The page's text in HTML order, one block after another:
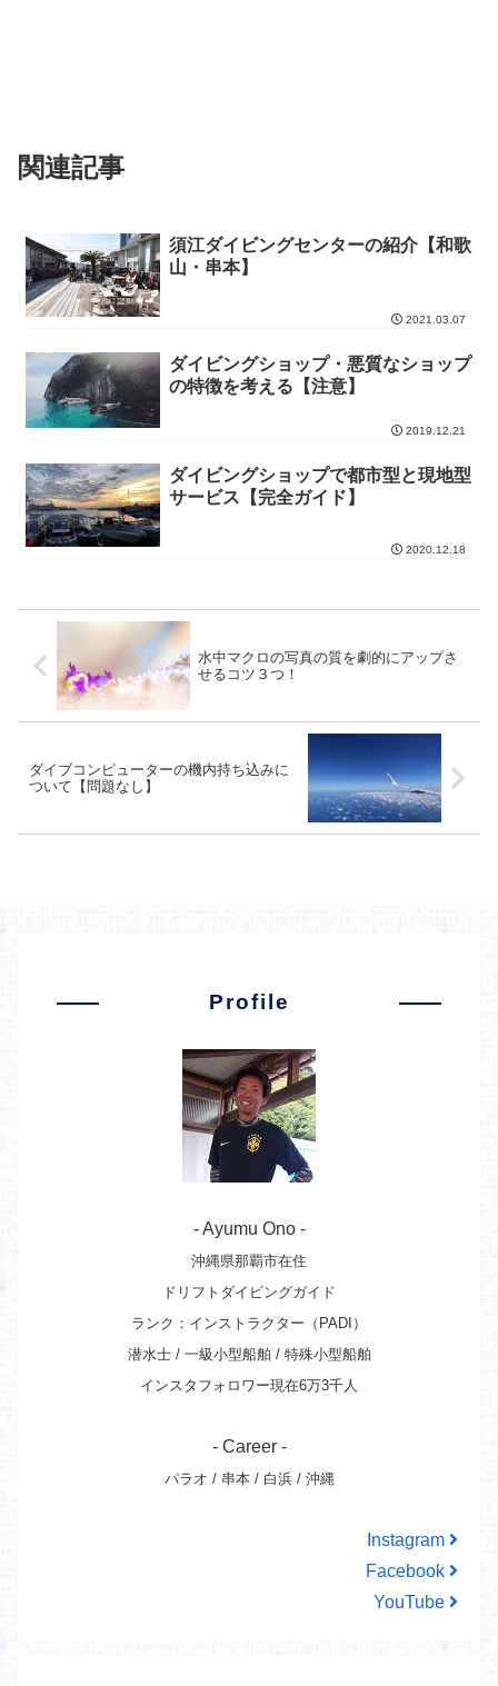
関連記事
須江ダイビングセンターの紹介【和歌
山・串本】
2021.03.07
ダイビングショップ・悪質なショップ
の特徴を考える【注意】
2019.12.21
ダイビングショップで都市型と現地型
サービス【完全ガイド】
2020.12.18
水中マクロの写真の質を劇的にアップさ
せるコツ３つ！
ダイブコンピューターの機内持ち込みに
ついて【問題なし】
Profile
- Ayumu Ono -
沖縄県那覇市在住
ドリフトダイビングガイド
ランク：インストラクター（PADI）
潜水士 / 一級小型船舶 / 特殊小型船舶
インスタフォロワー現在6万3千人
- Career -
パラオ / 串本 / 白浜 / 沖縄
Instagram
Facebook
YouTube